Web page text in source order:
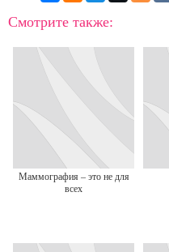
Смотрите также:
Маммография – это не для
всех